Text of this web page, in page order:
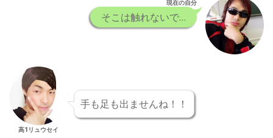
現在の自分
そこは触れないで…
高1リュウセイ
手も足も出ませんね！！